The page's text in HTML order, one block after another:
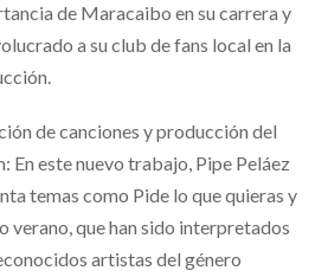
de Maracaibo en su carrera y
a su club de fans local en la
de canciones y producción del
En este nuevo trabajo, Pipe Peláez
temas como Pide lo que quieras y
verano, que han sido interpretados
artistas del género